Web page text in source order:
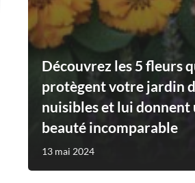
Découvrez les 5 fleurs
protègent votre jardin
nuisibles et lui donnent
beauté incomparable
13 mai 2024